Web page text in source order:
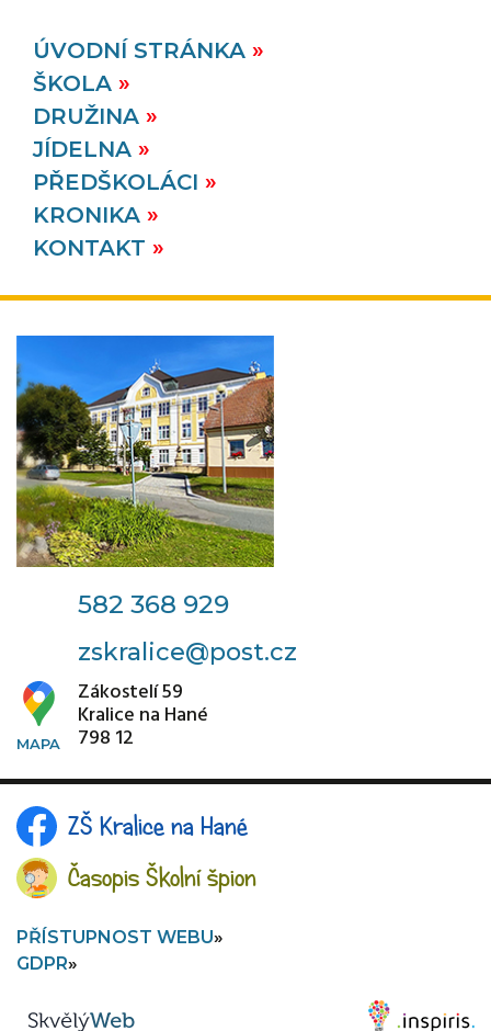
školní zahradě slavnost „Páťák".
rozloučení na obci
Ve čtvrtek 25. 6. 2026 proběhlo na úřadě
městyse Kralice na Hané slavnostní rozloučení s
žáky 5. třídy.
ÚVODNÍ STRÁNKA
ŠKOLA
DRUŽINA
JÍDELNA
PŘEDŠKOLÁCI
KRONIKA
KONTAKT
582 368 929
zskralice@post.cz
Zákostelí 59
Kralice na Hané
798 12
ZŠ Kralice na Hané
Časopis Školní špion
PŘÍSTUPNOST WEBU
GDPR